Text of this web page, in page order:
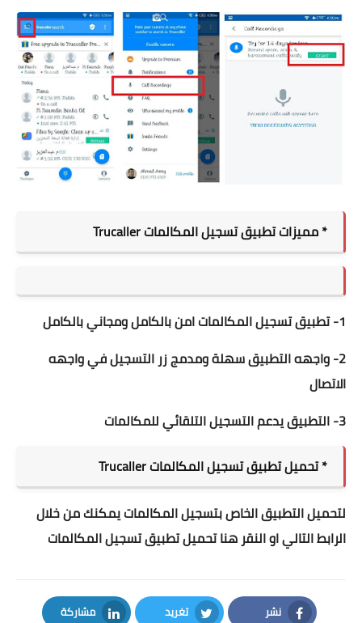
* مميزات تطبيق تسجيل المكالمات Trucaller
1- تطبيق تسجيل المكالمات امن بالكامل ومجاني بالكامل
2- واجهه التطبيق سهلة ومدمج زر التسجيل في واجهه
الاتصال
3- التطبيق يدعم التسجيل التلقائي للمكالمات
* تحميل تطبيق تسجيل المكالمات Trucaller
لتحميل التطبيق الخاص بتسجيل المكالمات يمكنك من خلال
الرابط التالي او النقرهناتحميل تطبيق تسجيل المكالمات
نشر تغريد مشاركة